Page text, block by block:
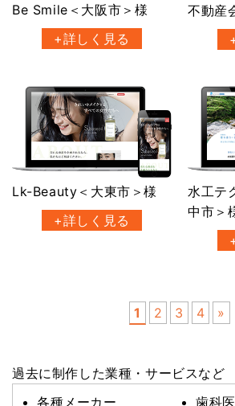
Be Smile＜大阪市＞様
+詳しく見る
不動産
Lk-Beauty＜大東市＞様
+詳しく見る
水工テ
中市＞
1 2 3 4 »
過去に制作した業種・サービスなど
各種メーカー
歯科